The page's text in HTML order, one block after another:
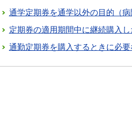
通学定期券を通学以外の目的（
定期券の適用期間中に継続購入
通勤定期券を購入するときに必